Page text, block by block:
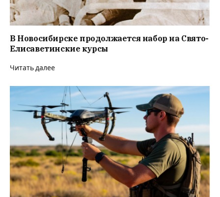
В Новосибирске продолжается набор на Свято-
Елисаветинские курсы
Читать далее